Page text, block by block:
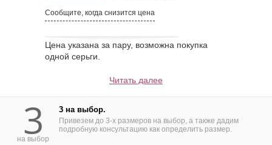
Сообщите, когда снизится цена
Цена указана за пару, возможна покупка
одной серьги.
Читать далее
3
на выбор
3 на выбор.
Привезем до 3-х размеров на выбор, а также дадим
подробную консультацию как определить размер.